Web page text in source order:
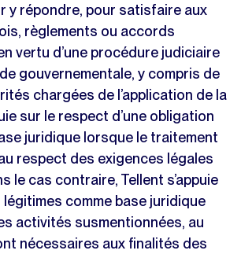
y répondre, pour satisfaire aux
règlements ou accords
vertu d’une procédure judiciaire
gouvernementale, y compris de
chargées de l’application de la
sur le respect d’une obligation
juridique lorsque le traitement
respect des exigences légales
le cas contraire, Tellent s’appuie
comme base juridique
activités susmentionnées, au
nécessaires aux finalités des